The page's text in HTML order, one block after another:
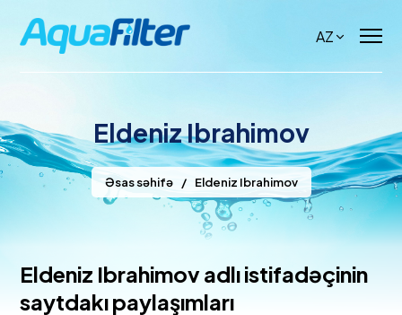
AZ
Eldeniz Ibrahimov
Əsas səhifə / Eldeniz Ibrahimov
Eldeniz Ibrahimov adlı istifadəçinin
saytdakı paylaşımları